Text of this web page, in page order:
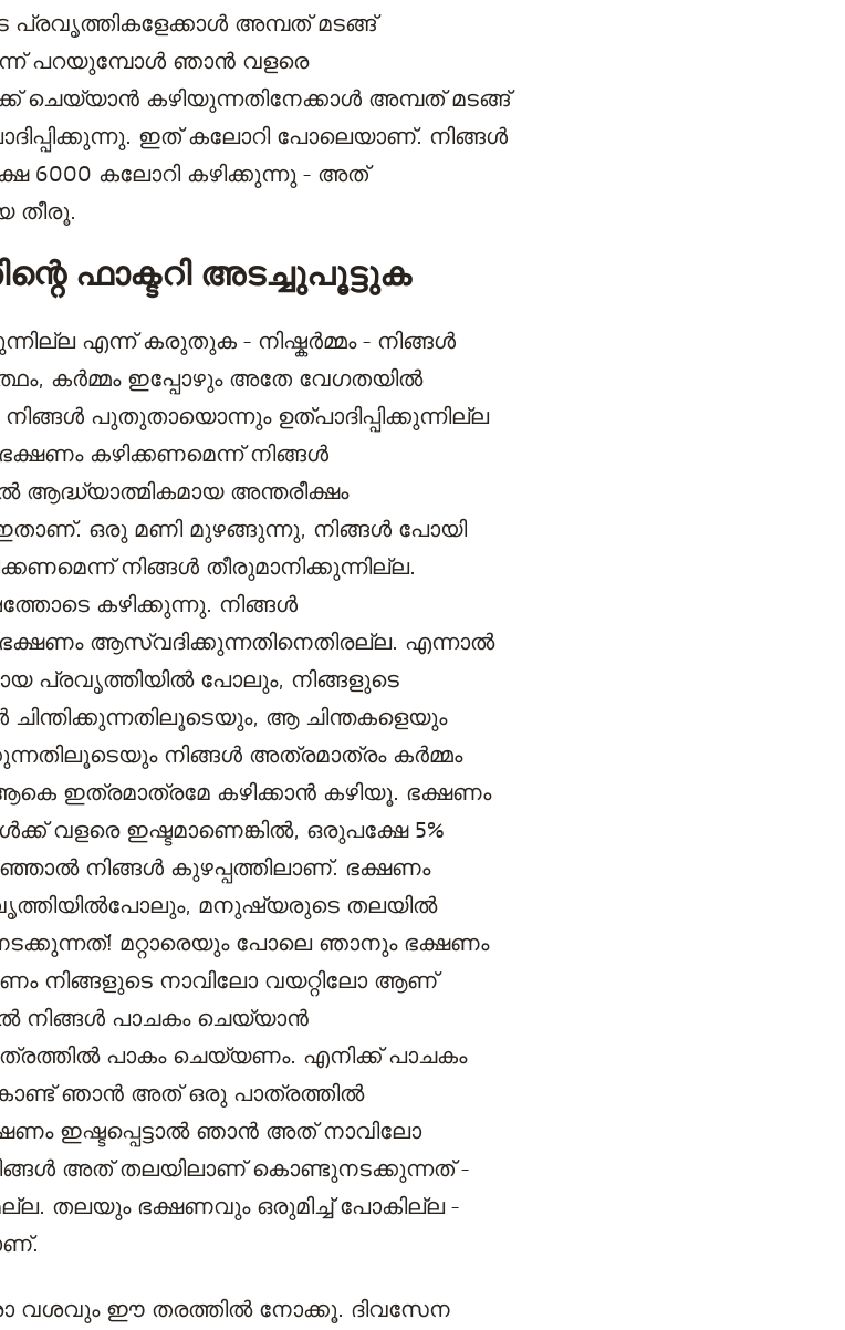
പ്രവൃത്തികളേക്കാൾ അമ്പത് മടങ്ങ്
പറയുമ്പോൾ ഞാൻ വളരെ
ചെയ്യാൻ കഴിയുന്നതിനേക്കാൾ അമ്പത് മടങ്ങ്
ഇത് കലോറി പോലെയാണ്. നിങ്ങൾ
6000 കലോറി കഴിക്കുന്നു - അത്
തീരൂ.
ഫാക്ടറി അടച്ചുപൂട്ടുക
എന്ന് കരുതുക - നിഷ്കർമ്മം - നിങ്ങൾ
കർമ്മം ഇപ്പോഴും അതേ വേഗതയിൽ
പുതുതായൊന്നും ഉത്പാദിപ്പിക്കുന്നില്ല
കഴിക്കണമെന്ന് നിങ്ങൾ
ആദ്ധ്യാത്മികമായ അന്തരീക്ഷം
ഒരു മണി മുഴങ്ങുന്നു, നിങ്ങൾ പോയി
നിങ്ങൾ തീരുമാനിക്കുന്നില്ല.
കഴിക്കുന്നു. നിങ്ങൾ
ആസ്വദിക്കുന്നതിനെതിരല്ല. എന്നാൽ
പ്രവൃത്തിയിൽ പോലും, നിങ്ങളുടെ
ആ ചിന്തകളെയും
നിങ്ങൾ അത്രമാത്രം കർമ്മം
ആകെ ഇത്രമാത്രമേ കഴിക്കാൻ കഴിയൂ. ഭക്ഷണം
വളരെ ഇഷ്ടമാണെങ്കിൽ, ഒരുപക്ഷേ 5%
നിങ്ങൾ കുഴപ്പത്തിലാണ്. ഭക്ഷണം
മനുഷ്യരുടെ തലയിൽ
മറ്റാരെയും പോലെ ഞാനും ഭക്ഷണം
നിങ്ങളുടെ നാവിലോ വയറ്റിലോ ആണ്
നിങ്ങൾ പാചകം ചെയ്യാൻ
പാകം ചെയ്യണം. എനിക്ക് പാചകം
ഞാൻ അത് ഒരു പാത്രത്തിൽ
ഇഷ്ടപ്പെട്ടാൽ ഞാൻ അത് നാവിലോ
അത് തലയിലാണ് കൊണ്ടുനടക്കുന്നത് -
തലയും ഭക്ഷണവും ഒരുമിച്ച് പോകില്ല -
വശവും ഈ തരത്തിൽ നോക്കൂ. ദിവസേന